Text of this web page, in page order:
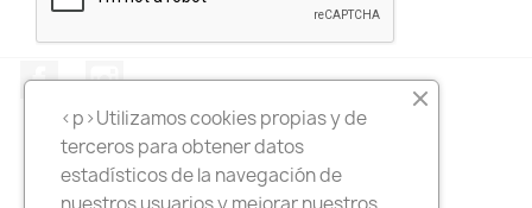
FacebookInstagram
<p>Utilizamos cookies propias y de
terceros para obtener datos
estadísticos de la navegación de